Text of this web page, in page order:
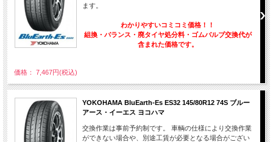
ます。
わかりやすいコミコミ価格！！
組換・バランス・廃タイヤ処分料・ゴムバルブ交換代が
含まれた価格です。
価格： 7,467円(税込)
YOKOHAMA BluEarth-Es ES32 145/80R12 74S ブルー
アース・イーエス ヨコハマ
交換作業は事前予約制です。 車輌の仕様により交換作業
ができない場合や、別途工賃が必要となる場合がござい